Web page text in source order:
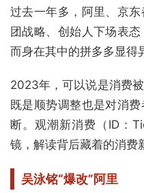
过去一年多，阿里、京
团战略、创始人下场表
而身在其中的拼多多显得
2023年，可以说是消费
既是顺势调整也是对消
断。观潮新消费（ID：
镜，解读背后藏着的消费
吴泳铭“爆改”阿里